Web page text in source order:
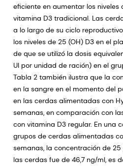
eficiente en aumentar los niveles
vitamina D3 tradicional. Las
a lo largo de su ciclo
los niveles de 25 (OH) D3 en el
de que se utilizó la dosis
UI por unidad de ración) en el
Tabla 2 también ilustra que la
en la sangre en el momento del
en las cerdas alimentadas con
semanas, en comparación con
con vitamina D3 regular. En una
grupos de cerdas alimentadas
semanas, la concentración de
las cerdas fue de 46,7 ng/ml, es